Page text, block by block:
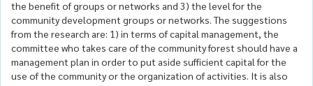
the benefit of groups or networks and 3) the level for the
community development groups or networks. The suggestions
from the research are: 1) in terms of capital management, the
committee who takes care of the community forest should have a
management plan in order to put aside sufficient capital for the
use of the community or the organization of activities. It is also